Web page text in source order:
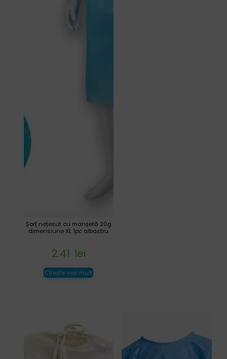
Șorț nețesut cu manșetă 20g
dimensiune XL 1pc albastru
2.41 lei
Citește mai mult